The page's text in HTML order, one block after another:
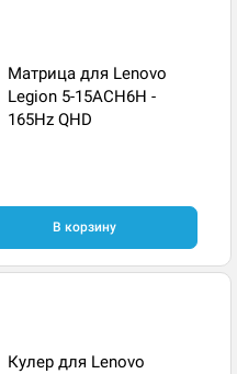
Матрица для Lenovo
Legion 5-15ACH6H -
165Hz QHD
В корзину
Кулер для Lenovo